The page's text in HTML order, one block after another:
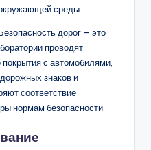
среды.
дорог – это
проводят
с автомобилями,
знаков и
соответствие
нормам безопасности.